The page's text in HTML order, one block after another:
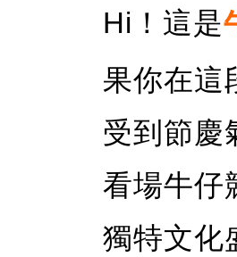
Hi！這是
果你在這
受到節慶
看場牛仔
獨特文化